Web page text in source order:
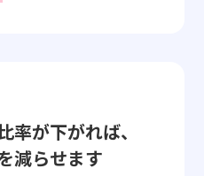
率が下がれば、
減らせます